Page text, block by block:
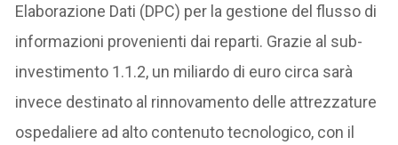
Elaborazione Dati (DPC) per la gestione del flusso di
informazioni provenienti dai reparti. Grazie al sub-
investimento 1.1.2, un miliardo di euro circa sarà
invece destinato al rinnovamento delle attrezzature
ospedaliere ad alto contenuto tecnologico, con il